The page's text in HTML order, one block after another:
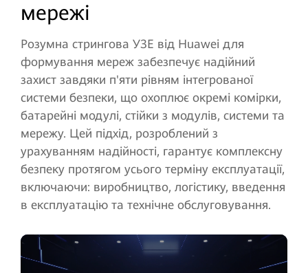
мережі
Розумна стрингова УЗЕ від Huawei для
формування мереж забезпечує надійний
захист завдяки п'яти рівням інтегрованої
системи безпеки, що охоплює окремі комірки,
батарейні модулі, стійки з модулів, системи та
мережу. Цей підхід, розроблений з
урахуванням надійності, гарантує комплексну
безпеку протягом усього терміну експлуатації,
включаючи: виробництво, логістику, введення
в експлуатацію та технічне обслуговування.